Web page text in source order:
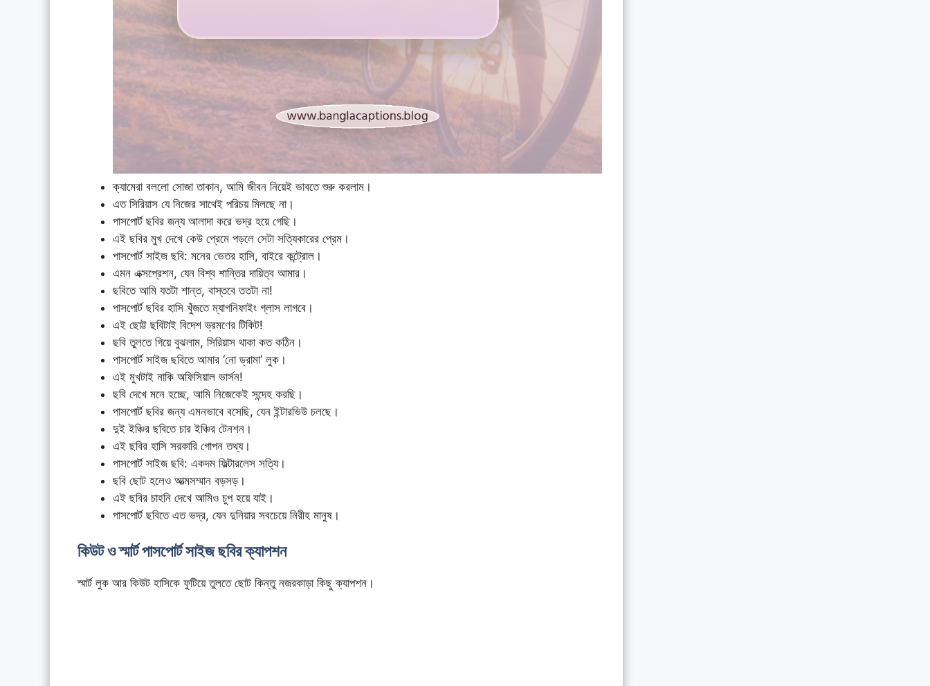
ক্যামেরা বললো সোজা তাকান, আমি জীবন নিয়েই ভাবতে শুরু করলাম।
এত সিরিয়াস যে নিজের সাথেই পরিচয় মিলছে না।
পাসপোর্ট ছবির জন্য আলাদা করে ভদ্র হয়ে গেছি।
এই ছবির মুখ দেখে কেউ প্রেমে পড়লে সেটা সত্যিকারের প্রেম।
পাসপোর্ট সাইজ ছবি: মনের ভেতর হাসি, বাইরে কন্ট্রোল।
এমন এক্সপ্রেশন, যেন বিশ্ব শান্তির দায়িত্ব আমার।
ছবিতে আমি যতটা শান্ত, বাস্তবে ততটা না!
পাসপোর্ট ছবির হাসি খুঁজতে ম্যাগনিফাইং গ্লাস লাগবে।
এই ছোট্ট ছবিটাই বিদেশ ভ্রমণের টিকিট!
ছবি তুলতে গিয়ে বুঝলাম, সিরিয়াস থাকা কত কঠিন।
পাসপোর্ট সাইজ ছবিতে আমার ‘নো ড্রামা’ লুক।
এই মুখটাই নাকি অফিসিয়াল ভার্সন!
ছবি দেখে মনে হচ্ছে, আমি নিজেকেই সন্দেহ করছি।
পাসপোর্ট ছবির জন্য এমনভাবে বসেছি, যেন ইন্টারভিউ চলছে।
দুই ইঞ্চির ছবিতে চার ইঞ্চির টেনশন।
এই ছবির হাসি সরকারি গোপন তথ্য।
পাসপোর্ট সাইজ ছবি: একদম ফিল্টারলেস সত্যি।
ছবি ছোট হলেও আত্মসম্মান বড়সড়।
এই ছবির চাহনি দেখে আমিও চুপ হয়ে যাই।
পাসপোর্ট ছবিতে এত ভদ্র, যেন দুনিয়ার সবচেয়ে নিরীহ মানুষ।
কিউট ও স্মার্ট পাসপোর্ট সাইজ ছবির ক্যাপশন
স্মার্ট লুক আর কিউট হাসিকে ফুটিয়ে তুলতে ছোট কিন্তু নজরকাড়া কিছু ক্যাপশন।